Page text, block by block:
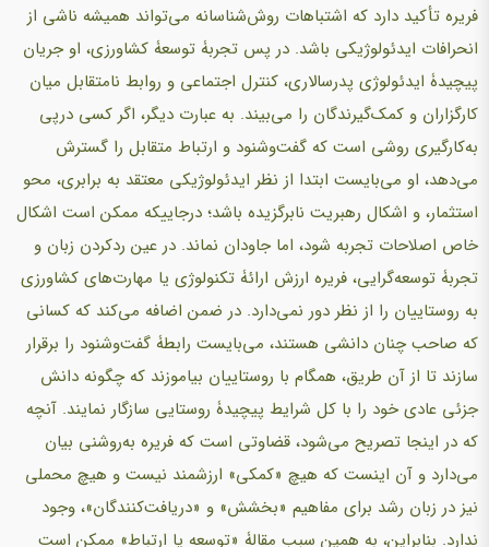
فریره تأکید دارد که اشتباهات روش‌شناسانه می‌تواند همیشه ناشی از
انحرافات ایدئولوژیکی باشد. در پس تجربۀ توسعۀ کشاورزی، او جریان
پیچیدۀ ایدئولوژی پدرسالاری، کنترل اجتماعی و روابط نامتقابل میان
کارگزاران و کمک‌گیرندگان را می‌بیند. به عبارت دیگر، اگر کسی درپی
به‌کارگیری روشی است که گفت‌وشنود و ارتباط متقابل را گسترش
می‌دهد، او می‌بایست ابتدا از نظر ایدئولوژیکی معتقد به برابری، محو
استثمار، و اشکال رهبریت نابرگزیده باشد؛ درجاییکه ممکن است اشکال
خاص اصلاحات تجربه شود، اما جاودان نماند. در عین ردکردن زبان و
تجربۀ توسعه‌گرایی، فریره ارزش ارائۀ تکنولوژی یا مهارت‌های کشاورزی
به روستاییان را از نظر دور نمی‌دارد. در ضمن اضافه می‌کند که کسانی
که صاحب چنان دانشی هستند، می‌بایست رابطۀ گفت‌وشنود را برقرار
سازند تا از آن طریق، همگام با روستاییان بیاموزند که چگونه دانش
جزئی عادی خود را با کل شرایط پیچیدۀ روستایی سازگار نمایند. آنچه
که در اینجا تصریح می‌شود، قضاوتی است که فریره به‌روشنی بیان
می‌دارد و آن اینست که هیچ «کمکی» ارزشمند نیست و هیچ محملی
نیز در زبان رشد برای مفاهیم «بخشش» و «دریافت‌کنندگان»، وجود
ندارد. بنابراین، به همین سبب مقالۀ «توسعه یا ارتباط» ممکن است